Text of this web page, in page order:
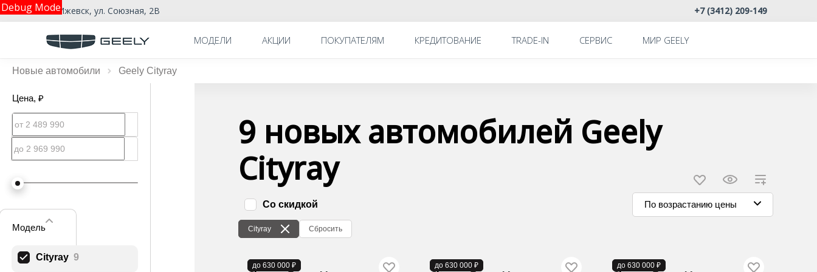
Debug Modeг. Ижевск, ул. Союзная, 2В +7 (3412) 209-149
МОДЕЛИ АКЦИИ ПОКУПАТЕЛЯМ КРЕДИТОВАНИЕ TRADE-IN СЕРВИС МИР GEELY
Новые автомобили Geely Cityray
Цена, ₽
Модель
Cityray 9
9 новых автомобилей Geely
Cityray
Cityray Сбросить
Со скидкой По возрастанию цены
до 630 000 ₽
В наличии до 630 000 ₽
В наличии до 630 000 ₽
В наличии